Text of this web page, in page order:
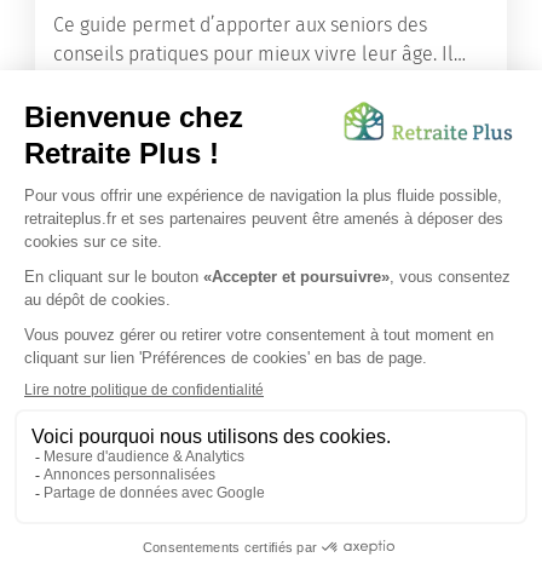
Ce guide permet d’apporter aux seniors des
conseils pratiques pour mieux vivre leur âge. Il
améliorer sa santé grâce à l’alimentation...
Lire l'article
Vous avez besoin d’une aide de nos équipes ?
Obtenir les tarifs & disponibilités
SUIVEZ-NOUS SUR :
Protection données personnelles
Nous vous informons de l'existence de la liste d'opposition